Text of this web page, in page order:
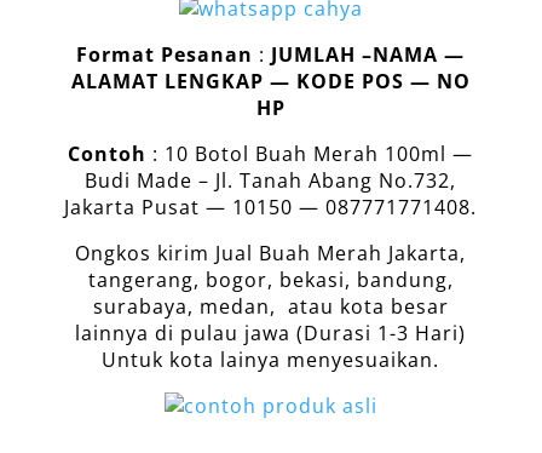
Format Pesanan : JUMLAH –NAMA —
ALAMAT LENGKAP — KODE POS — NO
HP
Contoh : 10 Botol Buah Merah 100ml —
Budi Made – Jl. Tanah Abang No.732,
Jakarta Pusat — 10150 — 087771771408.
Ongkos kirim Jual Buah Merah Jakarta,
tangerang, bogor, bekasi, bandung,
surabaya, medan, atau kota besar
lainnya di pulau jawa (Durasi 1-3 Hari)
Untuk kota lainya menyesuaikan.